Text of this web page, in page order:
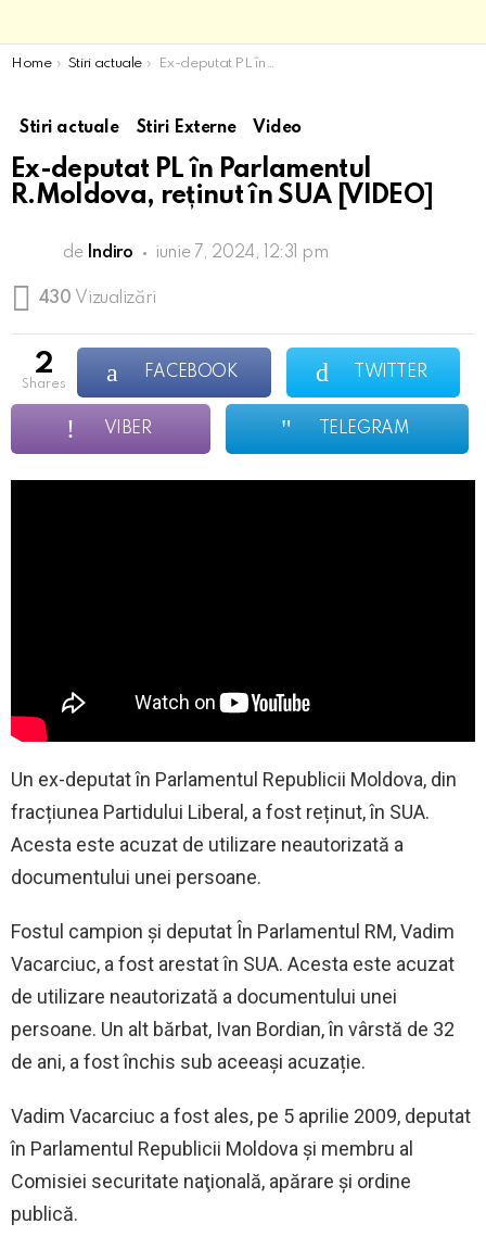
You are here:
Home Stiri actuale Ex-deputat PL în Parlamentul R.Moldova, reținut în SUA [VIDEO]
Stiri actuale Stiri Externe Video
Ex-deputat PL în Parlamentul
R.Moldova, reținut în SUA [VIDEO]
de Indiro iunie 7, 2024, 12:31 pm
430 Vizualizări
2
shares
FACEBOOK TWITTER
VIBER TELEGRAM
Un ex-deputat în Parlamentul Republicii Moldova, din
fracțiunea Partidului Liberal, a fost reținut, în SUA.
Acesta este acuzat de utilizare neautorizată a
documentului unei persoane.
Fostul campion și deputat În Parlamentul RM, Vadim
Vacarciuc, a fost arestat în SUA. Acesta este acuzat
de utilizare neautorizată a documentului unei
persoane. Un alt bărbat, Ivan Bordian, în vârstă de 32
de ani, a fost închis sub aceeași acuzație.
Vadim Vacarciuc a fost ales, pe 5 aprilie 2009, deputat
în Parlamentul Republicii Moldova și membru al
Comisiei securitate naţională, apărare şi ordine
publică.